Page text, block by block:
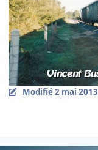
Modifié2 mai 2013